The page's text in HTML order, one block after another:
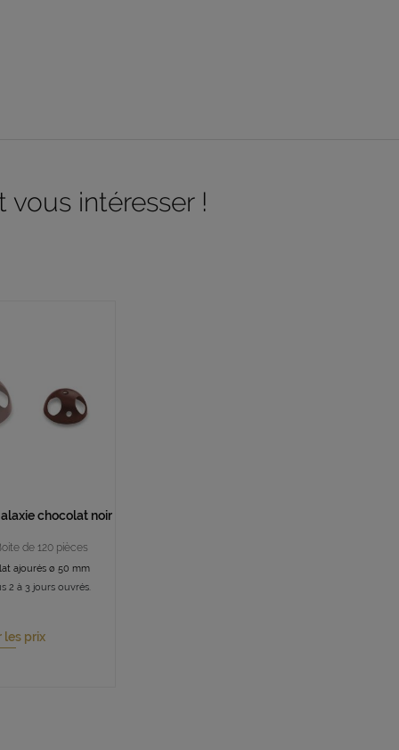
intéresser !
chocolat noir
de 120 pièces
ajourés ø 50 mm
2 à 3 jours ouvrés.
les prix